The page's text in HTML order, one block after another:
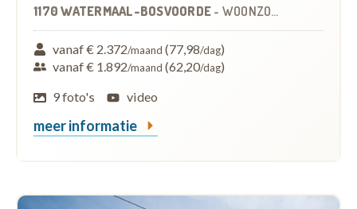
1170 WATERMAAL-BOSVOORDE - WOONZORGCENTRUM (WZC)
vanaf € 2.372/maand (77,98/dag)
vanaf € 1.892/maand (62,20/dag)
9 foto's
video
meer informatie